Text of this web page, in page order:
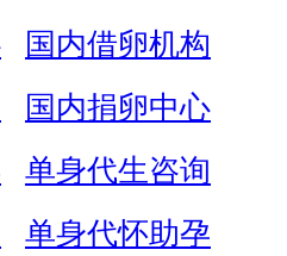
国内借卵机构
国内捐卵中心
单身代生咨询
单身代怀助孕